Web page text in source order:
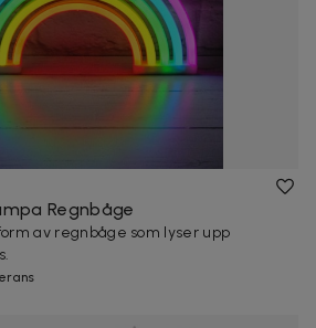
Regnbåge
av regnbåge som lyser upp